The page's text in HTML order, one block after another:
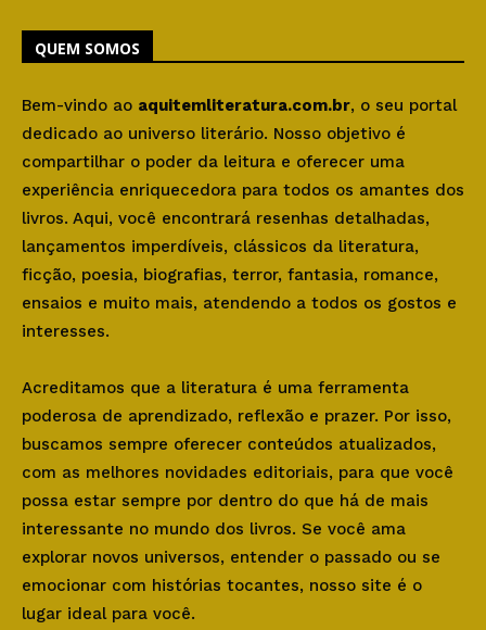
QUEM SOMOS
Bem-vindo ao aquitemliteratura.com.br, o seu portal
dedicado ao universo literário. Nosso objetivo é
compartilhar o poder da leitura e oferecer uma
experiência enriquecedora para todos os amantes dos
livros. Aqui, você encontrará resenhas detalhadas,
lançamentos imperdíveis, clássicos da literatura,
ficção, poesia, biografias, terror, fantasia, romance,
ensaios e muito mais, atendendo a todos os gostos e
interesses.
Acreditamos que a literatura é uma ferramenta
poderosa de aprendizado, reflexão e prazer. Por isso,
buscamos sempre oferecer conteúdos atualizados,
com as melhores novidades editoriais, para que você
possa estar sempre por dentro do que há de mais
interessante no mundo dos livros. Se você ama
explorar novos universos, entender o passado ou se
emocionar com histórias tocantes, nosso site é o
lugar ideal para você.